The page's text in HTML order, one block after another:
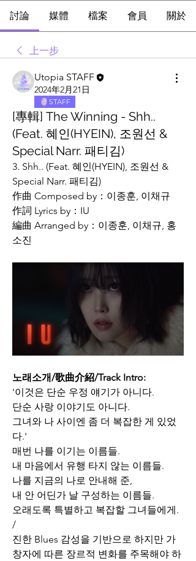
討論 媒體 檔案 會員 關於
上一步
Utopia STAFF
2024年2月21日
STAFF
[專輯] The Winning - Shh..
(Feat. 혜인(HYEIN), 조원선 &
Special Narr. 패티김)
3. Shh.. (Feat. 혜인(HYEIN), 조원선 &
Special Narr. 패티김)
作曲 Composed by：이종훈, 이채규
作詞 Lyrics by：IU
編曲 Arranged by：이종훈, 이채규, 홍
소진
노래소개/歌曲介紹/Track Intro:
'이것은 단순 우정 얘기가 아니다.
단순 사랑 이야기도 아니다.
그녀와 나 사이엔 좀 더 복잡한 게 있었
다.'
매번 나를 이기는 이름들.
내 마음에서 유행 타지 않는 이름들.
나를 지금의 나로 안내해 준,
내 안 어딘가 날 구성하는 이름들.
오래도록 특별하고 복잡할 그녀들에게.
/
진한 Blues 감성을 기반으로 하지만 가
창자에 따른 장르적 변화를 주목해야 하